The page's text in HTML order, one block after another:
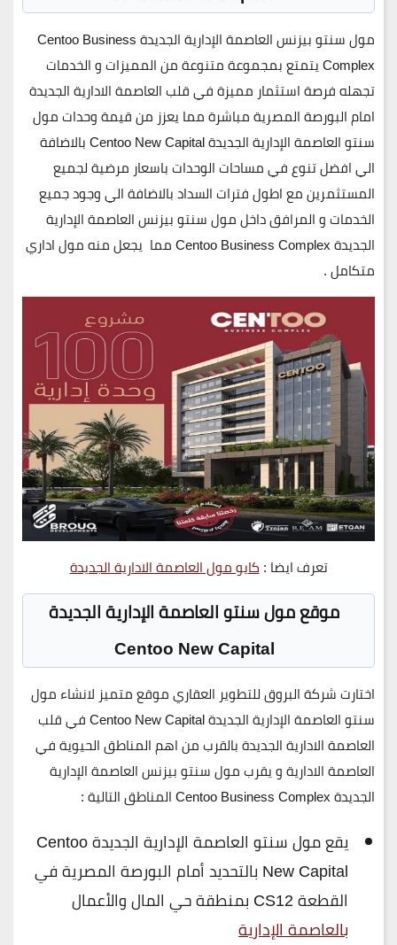
مول سنتو بيزنس العاصمة الإدارية الجديدة Centoo Business
Complex يتمتع بمجموعة متنوعة من المميزات و الخدمات
تجهله فرصة استثمار مميزة في قلب العاصمة الادارية الجديدة
امام البورصة المصرية مباشرة مما يعزز من قيمة وحدات مول
سنتو العاصمة الإدارية الجديدة Centoo New Capital بالاضافة
الي افضل تنوع في مساحات الوحدات باسعار مرضية لجميع
المستثمرين مع اطول فترات السداد بالاضافة الي وجود جميع
الخدمات و المرافق داخل مول سنتو بيزنس العاصمة الإدارية
الجديدة Centoo Business Complex مما يجعل منه مول اداري
متكامل .
تعرف ايضا :كايو مول العاصمة الادارية الجديدة
موقع مول سنتو العاصمة الإدارية الجديدة
Centoo New Capital
اختارت شركة البروق للتطوير العقاري موقع متميز لانشاء مول
سنتو العاصمة الإدارية الجديدة Centoo New Capital في قلب
العاصمة الادارية الجديدة بالقرب من اهم المناطق الحيوية في
العاصمة الادارية و يقرب مول سنتو بيزنس العاصمة الإدارية
الجديدة Centoo Business Complex المناطق التالية :
يقع مول سنتو العاصمة الإدارية الجديدة Centoo
New Capital بالتحديد أمام البورصة المصرية في
القطعة CS12 بمنطقة حي المال والأعمال
بالعاصمة الإدارية